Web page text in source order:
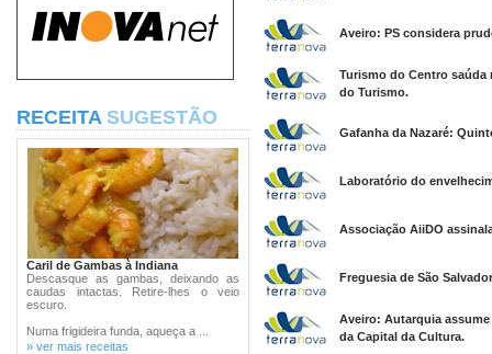
RECEITA SUGESTÃO
Caril de Gambas à Indiana
Descasque as gambas, deixando as
caudas intactas. Retire-lhes o veio
escuro.
Numa frigideira funda, aqueça a ...
» ver mais receitas
Aveiro: PS considera
Turismo do Centro saúda
do Turismo.
Gafanha da Nazaré:
Laboratório do
Associação AiiDO
Freguesia de São
Aveiro: Autarquia
da Capital da Cultura.